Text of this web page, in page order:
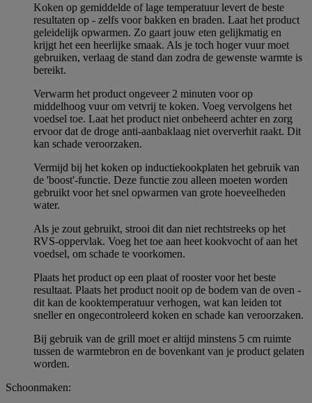
Koken op gemiddelde of lage temperatuur levert de beste
resultaten op - zelfs voor bakken en braden. Laat het product
geleidelijk opwarmen. Zo gaart jouw eten gelijkmatig en
krijgt het een heerlijke smaak. Als je toch hoger vuur moet
gebruiken, verlaag de stand dan zodra de gewenste warmte is
bereikt.
Verwarm het product ongeveer 2 minuten voor op
middelhoog vuur om vetvrij te koken. Voeg vervolgens het
voedsel toe. Laat het product niet onbeheerd achter en zorg
ervoor dat de droge anti-aanbaklaag niet oververhit raakt. Dit
kan schade veroorzaken.
Vermijd bij het koken op inductiekookplaten het gebruik van
de 'boost'-functie. Deze functie zou alleen moeten worden
gebruikt voor het snel opwarmen van grote hoeveelheden
water.
Als je zout gebruikt, strooi dit dan niet rechtstreeks op het
RVS-oppervlak. Voeg het toe aan heet kookvocht of aan het
voedsel, om schade te voorkomen.
Plaats het product op een plaat of rooster voor het beste
resultaat. Plaats het product nooit op de bodem van de oven -
dit kan de kooktemperatuur verhogen, wat kan leiden tot
sneller en ongecontroleerd koken en schade kan veroorzaken.
Bij gebruik van de grill moet er altijd minstens 5 cm ruimte
tussen de warmtebron en de bovenkant van je product gelaten
worden.
Schoonmaken: